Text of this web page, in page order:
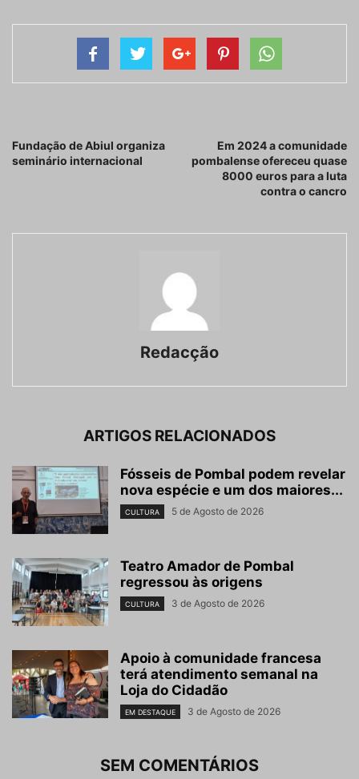
Fundação de Abiul organiza
seminário internacional
Em 2024 a comunidade
pombalense ofereceu quase
8000 euros para a luta
contra o cancro
Redacção
ARTIGOS RELACIONADOS
Fósseis de Pombal podem revelar
nova espécie e um dos maiores...
CULTURA 5 de Agosto de 2026
Teatro Amador de Pombal
regressou às origens
CULTURA 3 de Agosto de 2026
Apoio à comunidade francesa
terá atendimento semanal na
Loja do Cidadão
EM DESTAQUE 3 de Agosto de 2026
SEM COMENTÁRIOS